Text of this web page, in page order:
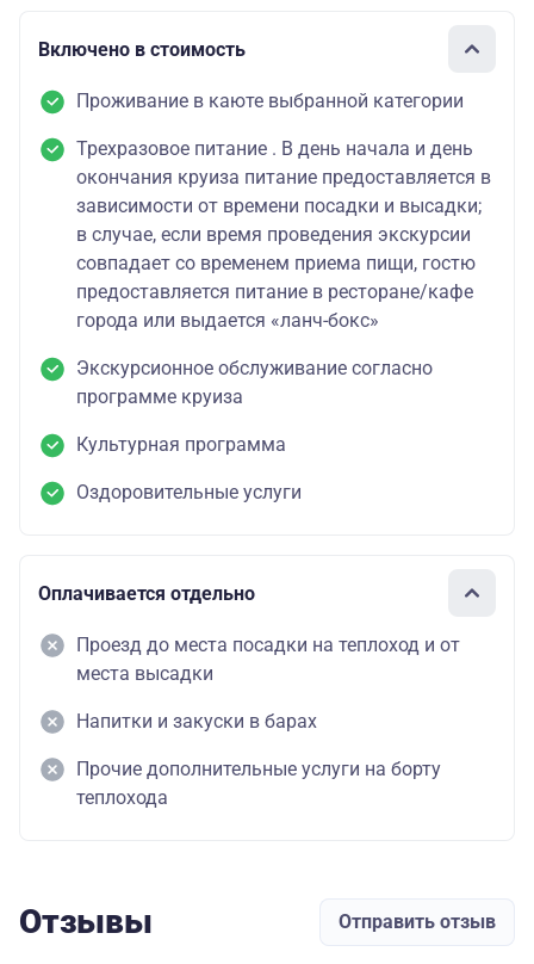
Включено в стоимость
Проживание в каюте выбранной категории
Трехразовое питание . В день начала и день
окончания круиза питание предоставляется в
зависимости от времени посадки и высадки;
в случае, если время проведения экскурсии
совпадает со временем приема пищи, гостю
предоставляется питание в ресторане/кафе
города или выдается «ланч-бокс»
Экскурсионное обслуживание согласно
программе круиза
Культурная программа
Оздоровительные услуги
Оплачивается отдельно
Проезд до места посадки на теплоход и от
места высадки
Напитки и закуски в барах
Прочие дополнительные услуги на борту
теплохода
Отзывы Отправить отзыв